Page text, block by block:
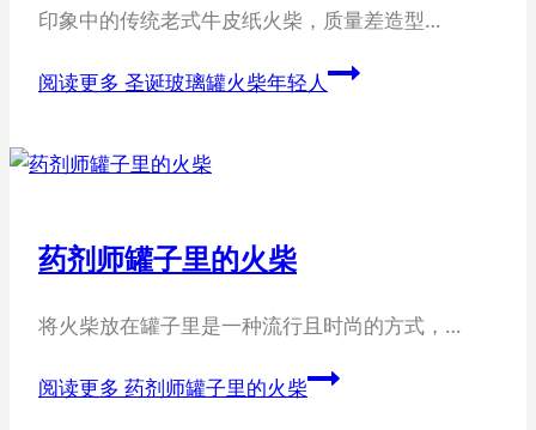
​印象中的传统老式牛皮纸火柴，质量差造型…
阅读更多 圣诞玻璃罐火柴年轻人
药剂师罐子里的火柴
将火柴放在罐子里是一种流行且时尚的方式，…
阅读更多 药剂师罐子里的火柴